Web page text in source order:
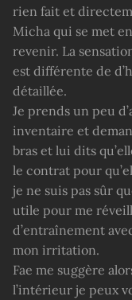
rien fait et
Micha qui se met
revenir. La
est différente de
détaillée.
Je prends un peu
inventaire et
bras et lui dits
le contrat pour
je ne suis pas sûr
utile pour me
d’entraînement
mon irritation.
Fae me suggère
l’intérieur je peux